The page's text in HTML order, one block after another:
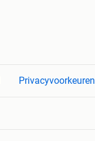
Privacyvoorkeuren